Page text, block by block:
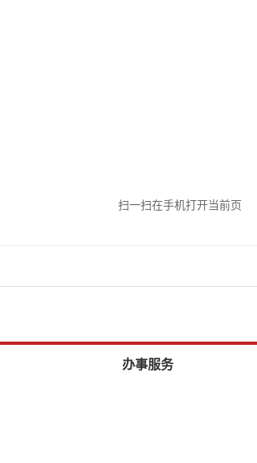
扫一扫在手机打开当前页
办事服务